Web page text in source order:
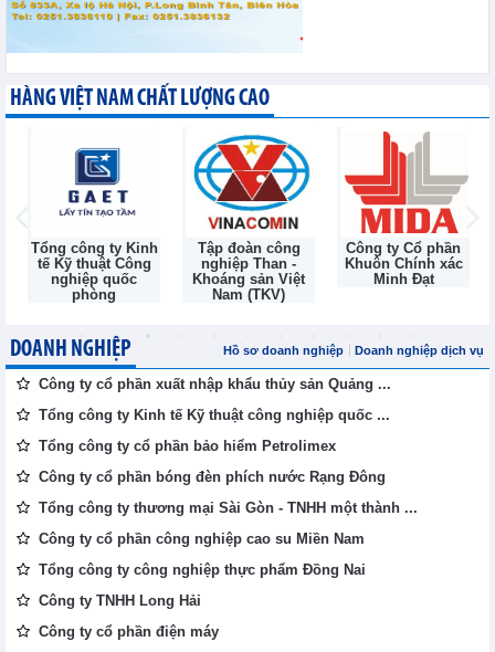
HÀNG VIỆT NAM CHẤT LƯỢNG CAO
Tập đoàn công
nghiệp Than -
Khoáng sản Việt
Nam (TKV)
Công ty Cổ phần
Khuôn Chính xác
Minh Đạt
Công ty Cổ Phần
Đầu Tư và Thương
Mại TNG
DOANH NGHIỆP Hồ sơ doanh nghiệp Doanh nghiệp dịch vụ
Công ty cổ phần xuất nhập khẩu thủy sản Quảng ...
Tổng công ty Kinh tế Kỹ thuật công nghiệp quốc ...
Tổng công ty cổ phần bảo hiểm Petrolimex
Công ty cổ phần bóng đèn phích nước Rạng Đông
Tổng công ty thương mại Sài Gòn - TNHH một thành ...
Công ty cổ phần công nghiệp cao su Miền Nam
Tổng công ty công nghiệp thực phẩm Đồng Nai
Công ty TNHH Long Hải
Công ty cổ phần điện máy